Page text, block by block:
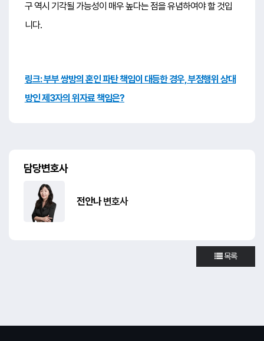
구 역시 기각될 가능성이 매우 높다는 점을 유념하여야 할 것입
니다.
링크:부부 쌍방의 혼인 파탄 책임이 대등한 경우, 부정행위 상대
방인 제3자의 위자료 책임은?
담당변호사
전안나변호사
목록